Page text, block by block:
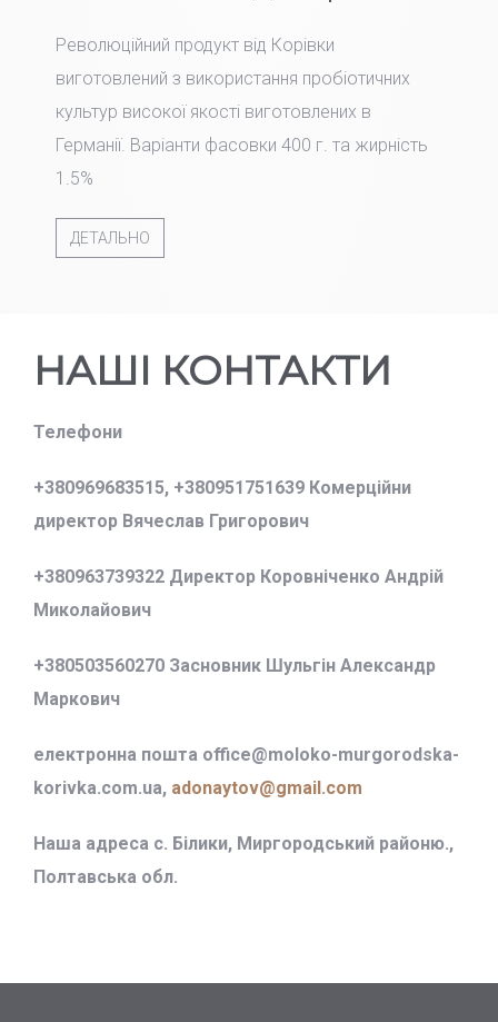
Революційний продукт від Корівки
виготовлений з використання пробіотичних
культур високої якості виготовлених в
Германії. Варіанти фасовки 400 г. та жирність
1.5%
ДЕТАЛЬНО
НАШІ КОНТАКТИ
Телефони
+380969683515, +380951751639 Комерційни
директор Вячеслав Григорович
+380963739322 Директор Коровніченко Андрій
Миколайович
+380503560270 Засновник Шульгін Александр
Маркович
електронна пошта office@moloko-murgorodska-
korivka.com.ua, adonaytov@gmail.com
Наша адреса с. Білики, Миргородський районю.,
Полтавська обл.